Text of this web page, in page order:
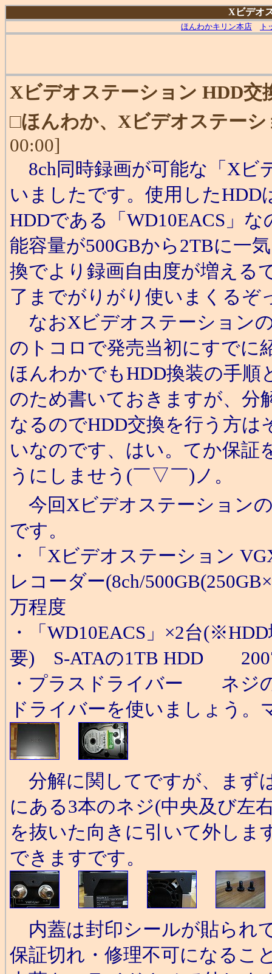
Xビデオ
ほんわかキリン本店 ト
Xビデオステーション HDD交
□ほんわか、Xビデオステー
00:00]
8ch同時録画が可能な「Xビ
いましたです。使用した
HDDである
「WD10EACS」
能容量が500GBから2TBに一
換でより録画自由度が増え
了までがりがり使いまくるぞ
なおXビデオステーション
のトコロで発売当初にすでに
ほんわかでもHDD換装の手
のため書いておきますが、分
なるのでHDD交換を行う方
いなのです、はい。てか保証
うにしませう(￣▽￣)ノ。
今回Xビデオステーション
です。
・「Xビデオステーション
レコーダー(8ch/
万程度
・「WD10EACS」×2台
要) S-ATAの1TB HDD 2007
・プラスドライバー ネジ
ドライバーを使いましょう
分解に関してですが、まず
にある3本のネジ(中央及び左
を抜いた向きに引いて外しま
できますです。
内蓋は封印シールが貼られ
保証切れ・修理不可になるこ